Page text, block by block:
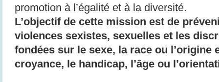
promotion à l’égalité et à la diversité.
L’objectif de cette mission est de
violences sexistes, sexuelles et les
fondées sur le sexe, la race ou l’origine
croyance, le handicap, l’âge ou